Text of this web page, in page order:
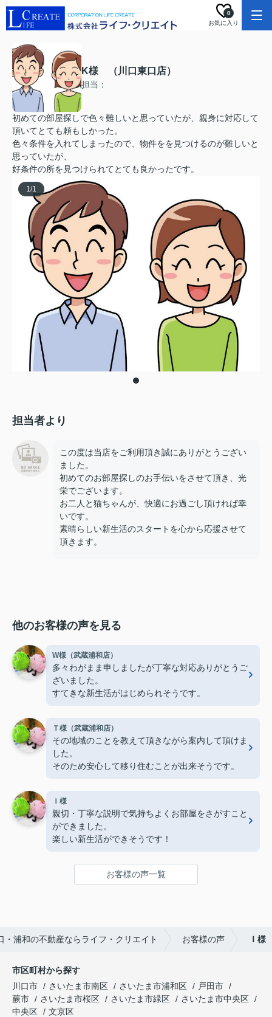
お気に入り
0
K様 （川口東口店）
担当：
初めての部屋探しで色々難しいと思っていたが、親身に対応して
頂いてとても頼もしかった。
色々条件を入れてしまったので、物件をを見つけるのが難しいと
思っていたが、
好条件の所を見つけられてとても良かったです。
1/1
担当者より
この度は当店をご利用頂き誠にありがとうござい
ました。
初めてのお部屋探しのお手伝いをさせて頂き、光
栄でございます。
お二人と猫ちゃんが、快適にお過ごし頂ければ幸
いです。
素晴らしい新生活のスタートを心から応援させて
頂きます。
他のお客様の声を見る
W様（武蔵浦和店）
多々わがまま申しましたが丁寧な対応ありがとうご
ざいました。
すてきな新生活がはじめられそうです。
Ｔ様（武蔵浦和店）
その地域のことを教えて頂きながら案内して頂けま
した。
そのため安心して移り住むことが出来そうです。
Ｉ様
親切・丁寧な説明で気持ちよくお部屋をさがすこと
ができました。
楽しい新生活ができそうです！
お客様の声一覧
・浦和の不動産ならライフ・クリエイト お客様の声 Ｉ様
市区町村から探す
川口市
さいたま市南区 さいたま市浦和区
戸田市
蕨市
さいたま市桜区 さいたま市緑区
さいたま市中央区
中央区
文京区